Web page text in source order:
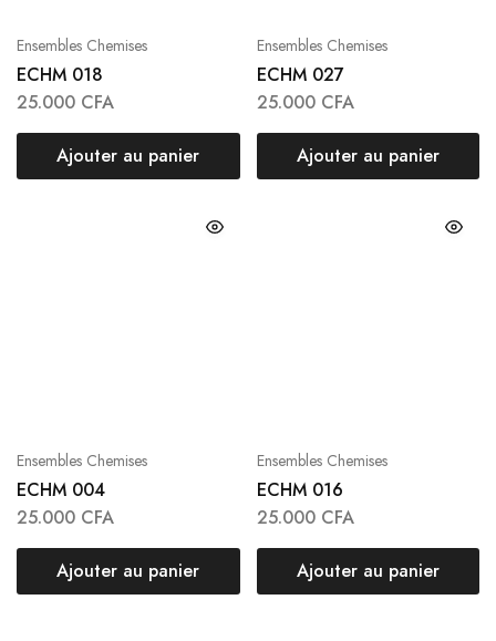
Ensembles Chemises
ECHM 018
25.000 CFA
Ajouter au panier
Ensembles Chemises
ECHM 027
25.000 CFA
Ajouter au panier
Ensembles Chemises
ECHM 004
25.000 CFA
Ajouter au panier
Ensembles Chemises
ECHM 016
25.000 CFA
Ajouter au panier